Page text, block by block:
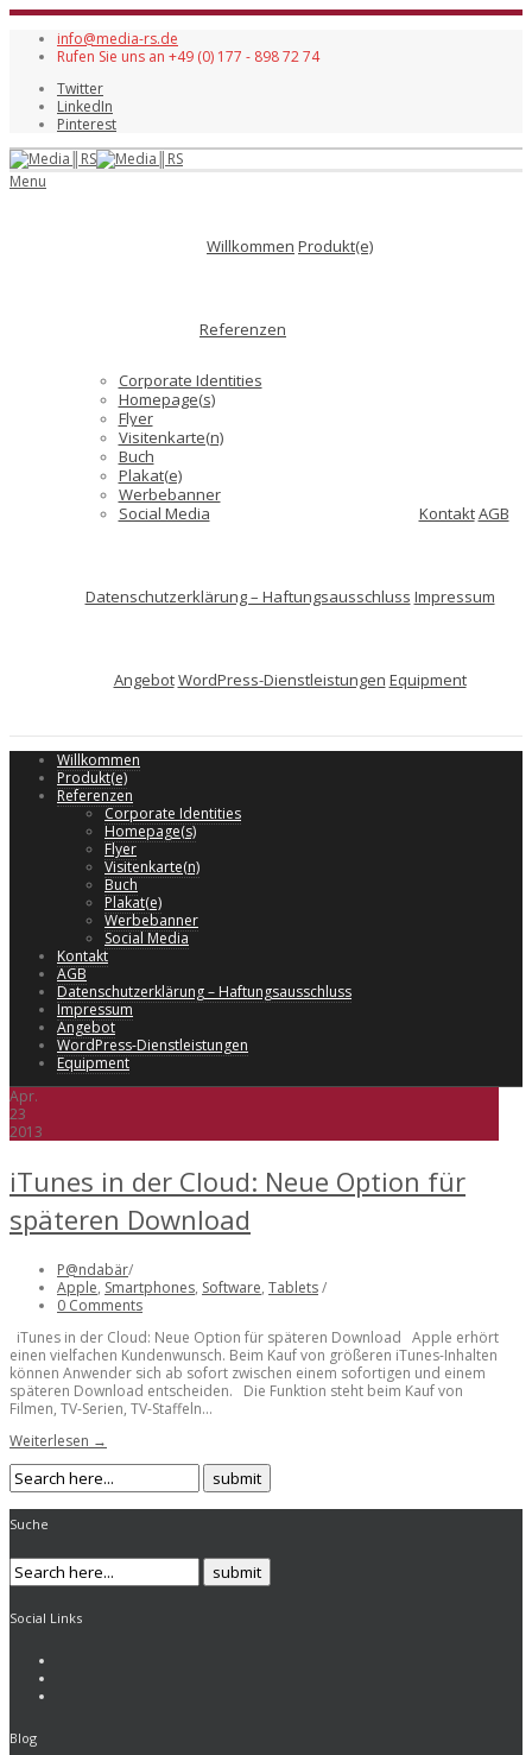
info@media-rs.de
Rufen Sie uns an +49 (0) 177 - 898 72 74
Twitter
LinkedIn
Pinterest
Menu
Willkommen Produkt(e)
Referenzen
Corporate Identities
Homepage(s)
Flyer
Visitenkarte(n)
Buch
Plakat(e)
Werbebanner
Social Media
KontaktAGB
Datenschutzerklärung – Haftungsausschluss Impressum
AngebotWordPress-Dienstleistungen Equipment
Willkommen
Produkt(e)
Referenzen
Corporate Identities
Homepage(s)
Flyer
Visitenkarte(n)
Buch
Plakat(e)
Werbebanner
Social Media
Kontakt
AGB
Datenschutzerklärung – Haftungsausschluss
Impressum
Angebot
WordPress-Dienstleistungen
Equipment
Apr.
23
2013
iTunes in der Cloud: Neue Option für
späteren Download
P@ndabär/
Apple, Smartphones, Software, Tablets/
0 Comments
iTunes in der Cloud: Neue Option für späteren Download Apple erhört
einen vielfachen Kundenwunsch. Beim Kauf von größeren iTunes-Inhalten
können Anwender sich ab sofort zwischen einem sofortigen und einem
späteren Download entscheiden. Die Funktion steht beim Kauf von
Filmen, TV-Serien, TV-Staffeln...
Weiterlesen →
Suche
Social Links
Blog